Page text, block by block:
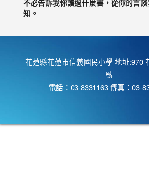
不必告訴我你讀過什麼書，從你的言
知。
花蓮縣花蓮市信義國民小學 地址:970
號
電話：03-8331163 傳真：03-